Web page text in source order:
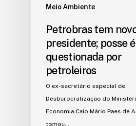
Meio Ambiente
Petrobras tem
presidente; posse é
questionada por
petroleiros
O ex-secretário especial de
Desburocratização do
Economia Caio Mário Paes de
tomou…